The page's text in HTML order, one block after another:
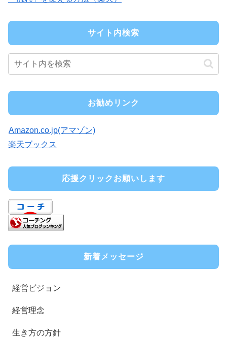
サイト内検索
お勧めリンク
Amazon.co.jp(アマゾン)
楽天ブックス
応援クリックお願いします
新着メッセージ
経営ビジョン
経営理念
生き方の方針